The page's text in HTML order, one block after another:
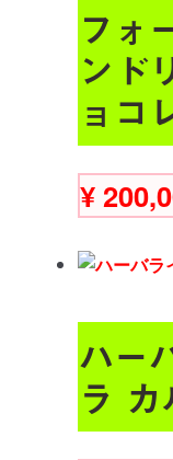
フォ
ンド
ョコ
¥
ハー
ラ カ